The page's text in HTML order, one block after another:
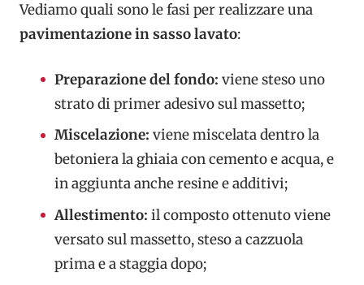
Vediamo quali sono le fasi per realizzare una
pavimentazione in sasso lavato:
Preparazione del fondo: viene steso uno
strato di primer adesivo sul massetto;
Miscelazione: viene miscelata dentro la
betoniera la ghiaia con cemento e acqua, e
in aggiunta anche resine e additivi;
Allestimento: il composto ottenuto viene
versato sul massetto, steso a cazzuola
prima e a staggia dopo;